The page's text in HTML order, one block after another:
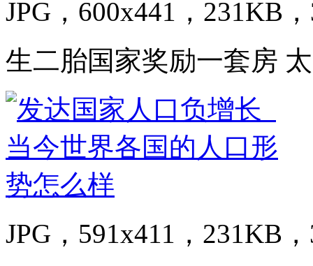
JPG，600x441，231KB
生二胎国家奖励一套房
JPG，591x411，231KB